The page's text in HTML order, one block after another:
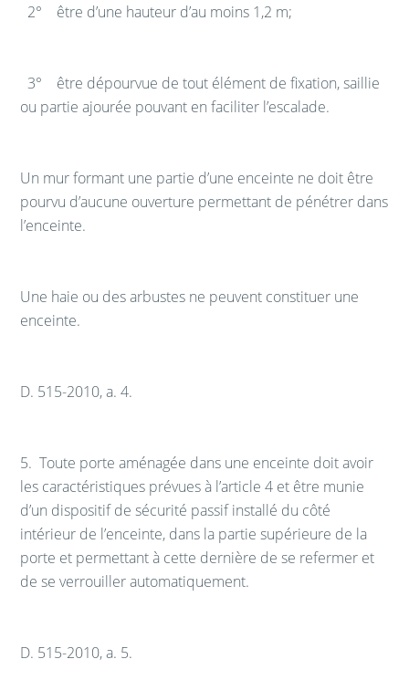
2° être d’une hauteur d’au moins 1,2 m;
3° être dépourvue de tout élément de fixation, saillie
ou partie ajourée pouvant en faciliter l’escalade.
Un mur formant une partie d’une enceinte ne doit être
pourvu d’aucune ouverture permettant de pénétrer dans
l’enceinte.
Une haie ou des arbustes ne peuvent constituer une
enceinte.
D. 515-2010, a. 4.
5.Toute porte aménagée dans une enceinte doit avoir
les caractéristiques prévues à l’article 4 et être munie
d’un dispositif de sécurité passif installé du côté
intérieur de l’enceinte, dans la partie supérieure de la
porte et permettant à cette dernière de se refermer et
de se verrouiller automatiquement.
D. 515-2010, a. 5.